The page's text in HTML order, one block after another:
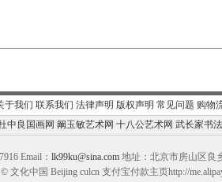
于我们 联系我们 法律声明 版权声明 常见问题 购物
中良国画网 阚玉敏艺术网 十八公艺术网 武长家书
Email： lk99ku@sina.com地址：北京市房山区良
文化中国 Beijing culcn 支付宝付款主页http://